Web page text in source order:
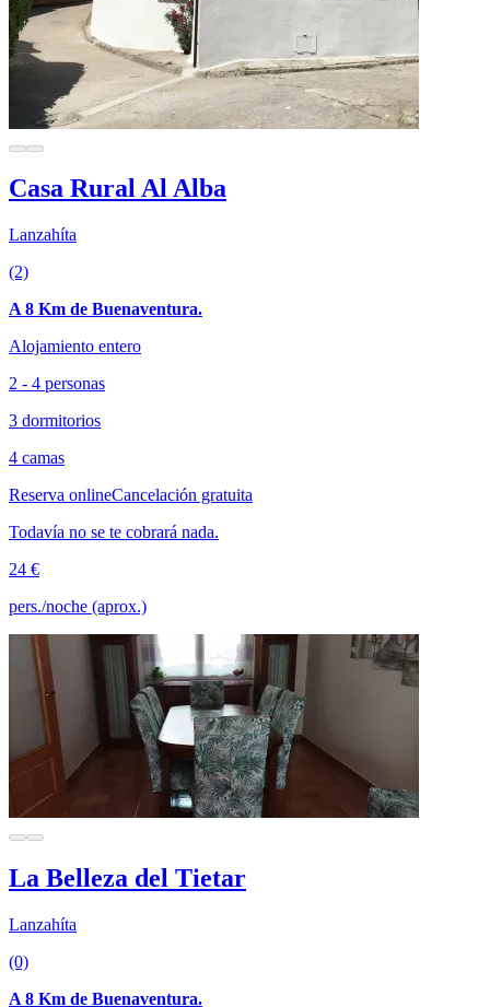
Casa Rural Al Alba
Lanzahíta
(2)
A 8 Km de Buenaventura.
Alojamiento entero
2 - 4 personas
3 dormitorios
4 camas
Reserva onlineCancelación gratuita
Todavía no se te cobrará nada.
24 €
pers./noche (aprox.)
La Belleza del Tietar
Lanzahíta
(0)
A 8 Km de Buenaventura.